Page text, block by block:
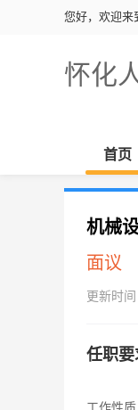
您好，欢迎来
怀化
首页
机械
面议
更新时
任职要